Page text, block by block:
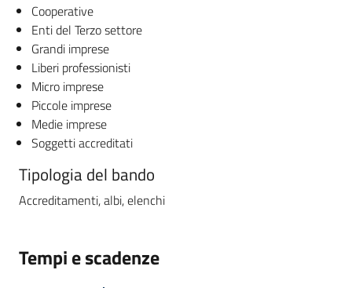
Cooperative
Enti del Terzo settore
Grandi imprese
Liberi professionisti
Micro imprese
Piccole imprese
Medie imprese
Soggetti accreditati
Tipologia del bando
Accreditamenti, albi, elenchi
Tempi e scadenze